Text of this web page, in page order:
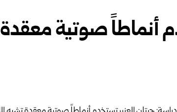
أنماطاً صوتية معقدة